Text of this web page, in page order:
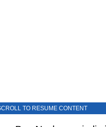
TO RESUME CONTENT